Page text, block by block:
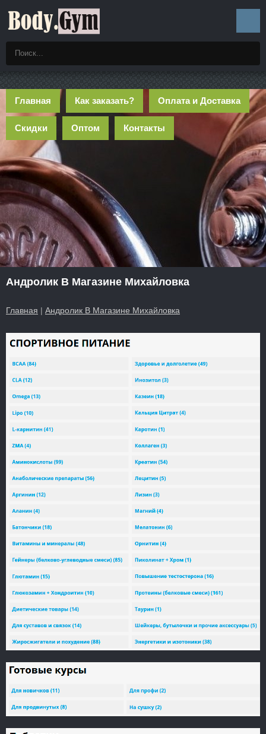
Главная Как заказать? Оплата и Доставка
Скидки Оптом Контакты
Андролик В Магазине Михайловка
Главная | Андролик В Магазине Михайловка